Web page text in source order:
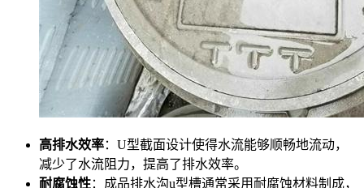
高排水效率：U型截面设计使得水流能够顺畅地流动，
减少了水流阻力，提高了排水效率。
耐腐蚀性：成品排水沟u型槽通常采用耐腐蚀材料制成，